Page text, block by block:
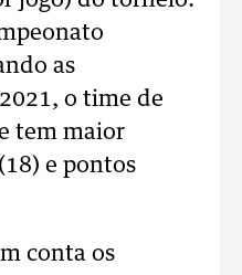
as
o time de
tem maior
e pontos
conta os